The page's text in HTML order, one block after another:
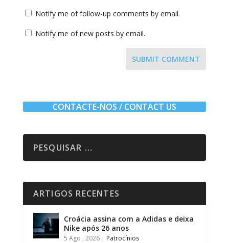
Notify me of follow-up comments by email.
Notify me of new posts by email.
SUBMIT COMMENT
CONTACTE-NOS / CONTACT US
ARTIGOS RECENTES
Croácia assina com a Adidas e deixa
Nike após 26 anos
5 Ago , 2026| Patrocínios